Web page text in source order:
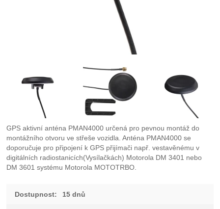
Fotografie
GPS aktivní anténa PMAN4000 určená pro pevnou montáž do
montážního otvoru ve střeše vozidla. Anténa PMAN4000 se
doporučuje pro připojení k GPS přijímači např. vestavěnému v
digitálních radiostanicích(Vysílačkách) Motorola DM 3401 nebo
DM 3601 systému Motorola MOTOTRBO.
Dostupnost: 15 dnů